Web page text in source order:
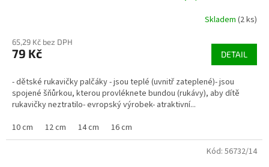
Skladem (2 ks)
65,29 Kč bez DPH
79 Kč DETAIL
- dětské rukavičky palčáky - jsou teplé (uvnitř zateplené)- jsou
spojené šňůrkou, kterou provléknete bundou (rukávy), aby dítě
rukavičky neztratilo- evropský výrobek- atraktivní...
10 cm
12 cm 14 cm 16 cm
Kód: 56732/14